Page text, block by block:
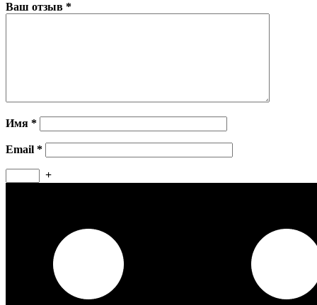
Ваш отзыв *
Имя *
Email *
+